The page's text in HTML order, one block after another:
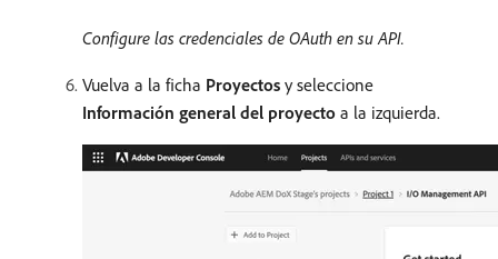
Configure las credenciales de OAuth en su API.
Vuelva a la ficha Proyectos y seleccione
Información general del proyecto a la izquierda.